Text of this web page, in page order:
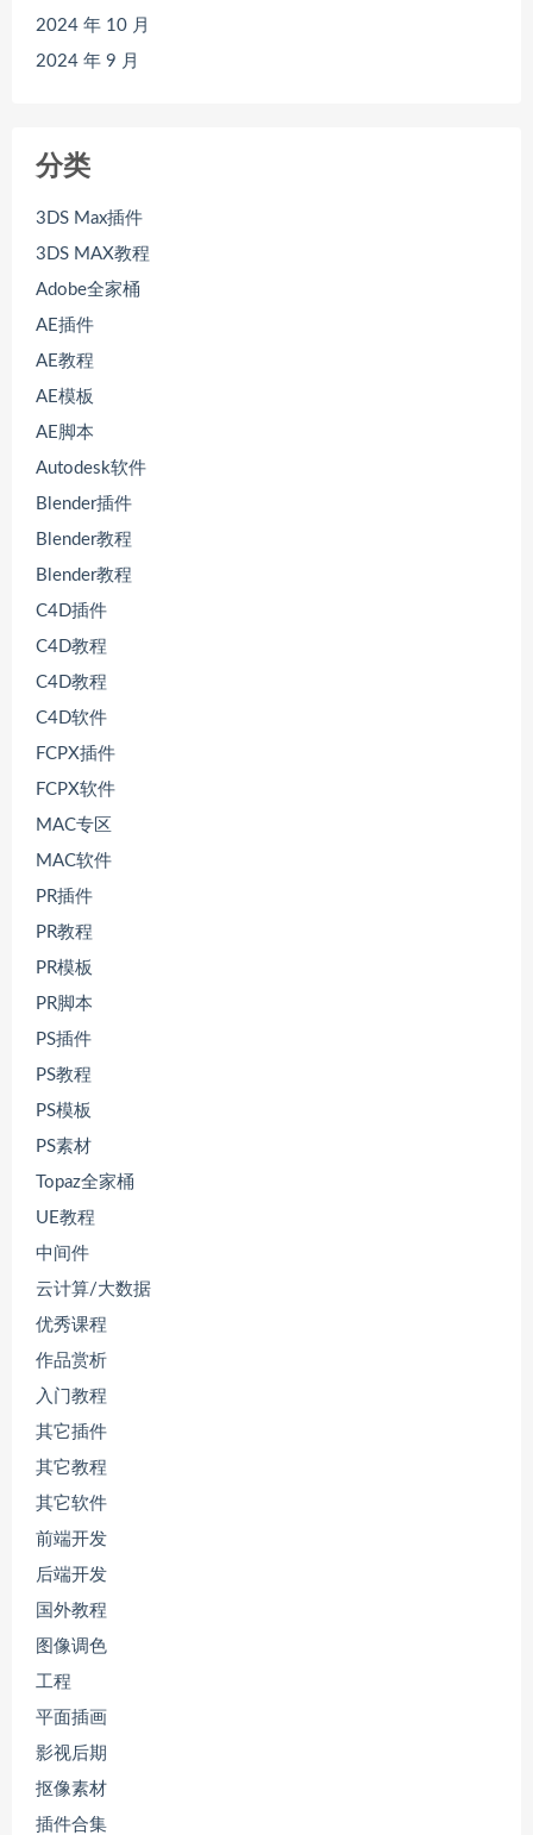
2024 年 10 月
2024 年 9 月
分类
3DS Max插件
3DS MAX教程
Adobe全家桶
AE插件
AE教程
AE模板
AE脚本
Autodesk软件
Blender插件
Blender教程
Blender教程
C4D插件
C4D教程
C4D教程
C4D软件
FCPX插件
FCPX软件
MAC专区
MAC软件
PR插件
PR教程
PR模板
PR脚本
PS插件
PS教程
PS模板
PS素材
Topaz全家桶
UE教程
中间件
云计算/大数据
优秀课程
作品赏析
入门教程
其它插件
其它教程
其它软件
前端开发
后端开发
国外教程
图像调色
工程
平面插画
影视后期
抠像素材
插件合集